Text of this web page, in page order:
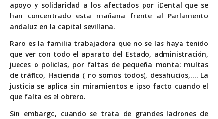
apoyo y solidaridad a los afectados por iDental que se
han concentrado esta mañana frente al Parlamento
andaluz en la capital sevillana.
Raro es la familia trabajadora que no se las haya tenido
que ver con todo el aparato del Estado, administración,
jueces o policías, por faltas de pequeña monta: multas
de tráfico, Hacienda ( no somos todos), desahucios,…. La
justicia se aplica sin miramientos e ipso facto cuando el
que falta es el obrero.
Sin embargo, cuando se trata de grandes ladrones de